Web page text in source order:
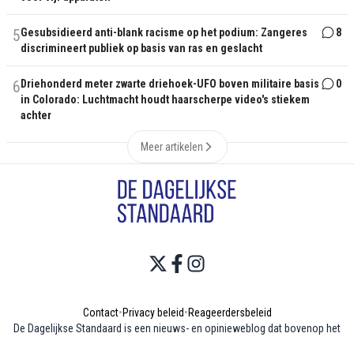
5Gesubsidieerd anti-blank racisme op het podium: Zangeres
discrimineert publiek op basis van ras en geslacht
8
6 Driehonderd meter zwarte driehoek-UFO boven militaire basis
in Colorado: Luchtmacht houdt haarscherpe video's stiekem
achter
0
Meer artikelen
Contact•Privacy beleid•Reageerdersbeleid
De Dagelijkse Standaard is een nieuws- en opinieweblog dat bovenop het